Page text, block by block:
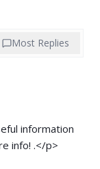
Most Replies
information
info! .</p>